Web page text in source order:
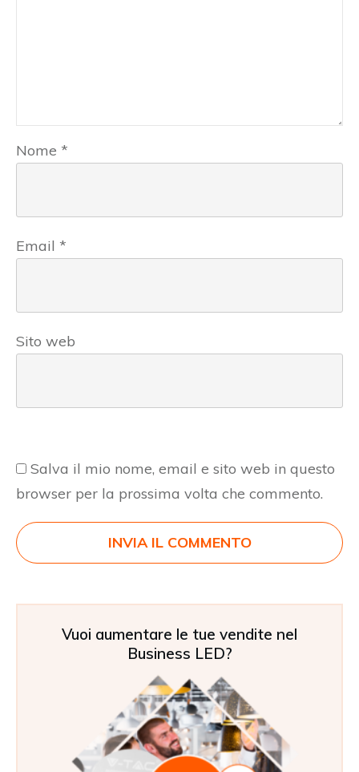
Vuoi aumentare le tue vendite nel
Business LED?
Nome *
Email *
Sito web
Salva il mio nome, email e sito web in questo
browser per la prossima volta che commento.
INVIA IL COMMENTO